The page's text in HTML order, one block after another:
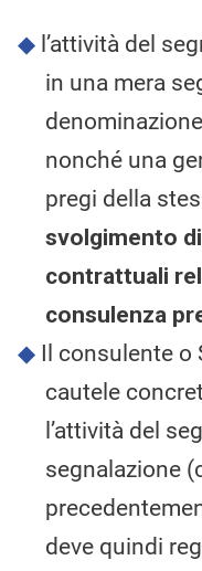
l’attività del
in una mera
nonché una
pregi della
svolgimento
contrattuali
consulenza
Il consulente o
cautele
l’attività del
segnalazione
deve quindi